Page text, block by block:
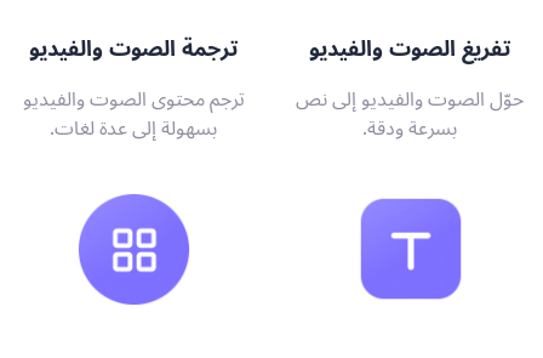
تفريغ الصوت والفيديو
حوّل الصوت والفيديو إلى نص
بسرعة ودقة.
ترجمة الصوت والفيديو
ترجم محتوى الصوت والفيديو
بسهولة إلى عدة لغات.